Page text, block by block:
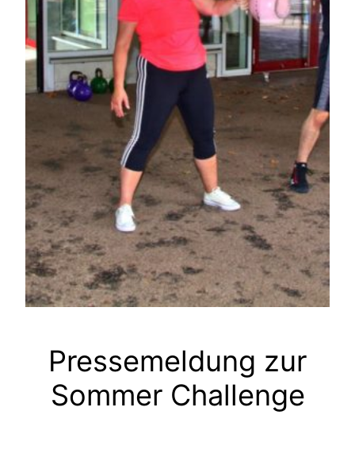
Pressemeldung zur
Sommer Challenge